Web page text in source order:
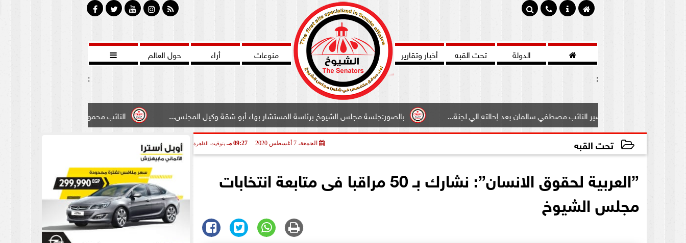
 الدولة تحت القبه أخبار وتقارير منوعات أراء حول العالم

:
:
النائب محمود سامي ”لبوابة الشيوخ”طالبت بادخال بالصور:جلسة مجلس الشيوخ برئاسة المستشار بهاء أبو شقة وكيل المجلس... علي مصير النائب مصطفي سالمان بعد إحالته الي لجنة...
تحت القبه الجمعة، 7 أغسطس 2020 09:27 مـ بتوقيت القاهرة
”العربية لحقوق الانسان”: نشارك بـ 50 مراقبا فى متابعة انتخابات
مجلس الشيوخ